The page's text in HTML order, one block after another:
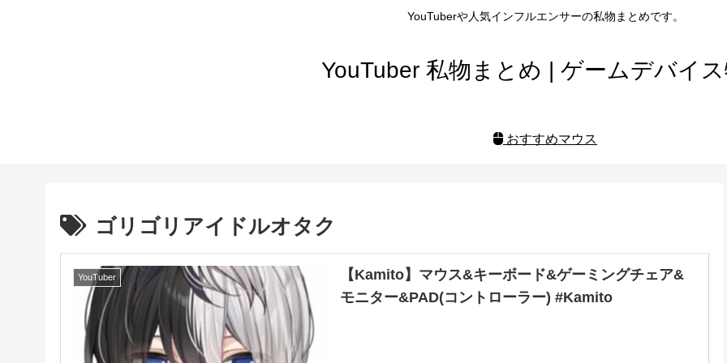
YouTuberや人気インフルエンサーの私物まとめです。
YouTuber 私物まとめ | ゲームデバイ
おすすめマウス
ゴリゴリアイドルオタク
YouTuber
【Kamito】マウス&キーボード&ゲーミングチェア&
モニター&PAD(コントローラー) #Kamito